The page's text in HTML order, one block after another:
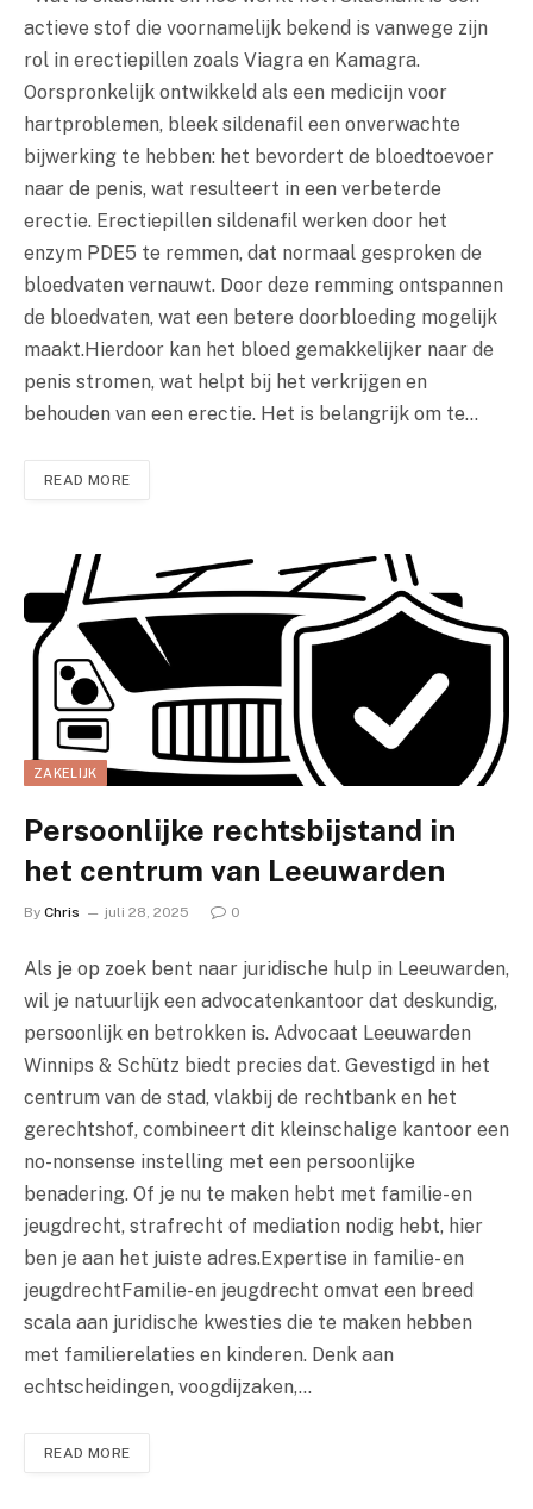
actieve stof die voornamelijk bekend is vanwege zijn
rol in erectiepillen zoals Viagra en Kamagra.
Oorspronkelijk ontwikkeld als een medicijn voor
hartproblemen, bleek sildenafil een onverwachte
bijwerking te hebben: het bevordert de bloedtoevoer
naar de penis, wat resulteert in een verbeterde
erectie. Erectiepillen sildenafil werken door het
enzym PDE5 te remmen, dat normaal gesproken de
bloedvaten vernauwt. Door deze remming ontspannen
de bloedvaten, wat een betere doorbloeding mogelijk
maakt.Hierdoor kan het bloed gemakkelijker naar de
penis stromen, wat helpt bij het verkrijgen en
behouden van een erectie. Het is belangrijk om te…
READ MORE
ZAKELIJK
Persoonlijke rechtsbijstand in
het centrum van Leeuwarden
By Chris juli 28, 2025 0
Als je op zoek bent naar juridische hulp in Leeuwarden,
wil je natuurlijk een advocatenkantoor dat deskundig,
persoonlijk en betrokken is. Advocaat Leeuwarden
Winnips & Schütz biedt precies dat. Gevestigd in het
centrum van de stad, vlakbij de rechtbank en het
gerechtshof, combineert dit kleinschalige kantoor een
no-nonsense instelling met een persoonlijke
benadering. Of je nu te maken hebt met familie- en
jeugdrecht, strafrecht of mediation nodig hebt, hier
ben je aan het juiste adres.Expertise in familie- en
jeugdrechtFamilie- en jeugdrecht omvat een breed
scala aan juridische kwesties die te maken hebben
met familierelaties en kinderen. Denk aan
echtscheidingen, voogdijzaken,…
READ MORE